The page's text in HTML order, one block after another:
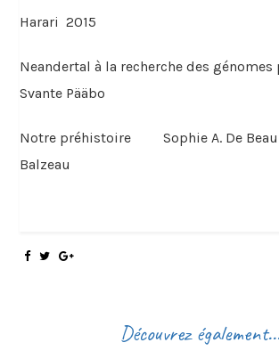
Harari 2015
Neandertal à la recherche des
Svante Pääbo
Notre préhistoire Sophie A. De
Balzeau
Découvrez